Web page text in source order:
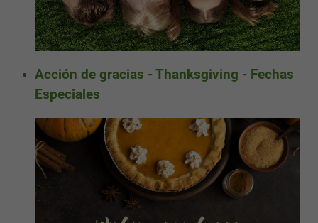
Acción de gracias - Thanksgiving - Fechas
Especiales